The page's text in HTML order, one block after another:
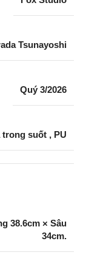
Tsunayoshi
Quý 3/2026
trong suốt , PU
38.6cm × Sâu
34cm.